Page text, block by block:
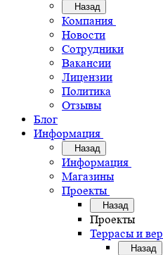
Назад
Компания
Новости
Сотрудники
Вакансии
Лицензии
Политика
Отзывы
Блог
Информация
Назад
Информация
Магазины
Проекты
Назад
Проекты
Террасы и
Назад